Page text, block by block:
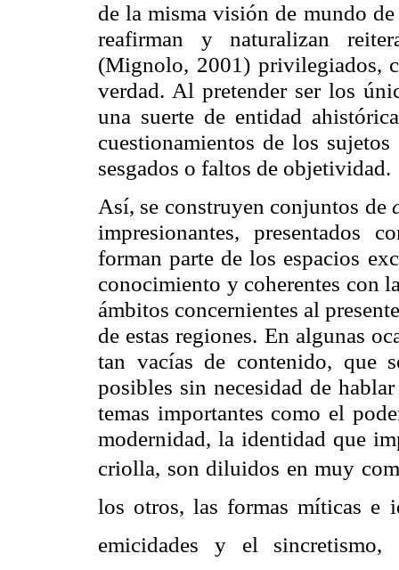
de la misma visión de mundo
reafirman y naturalizan
(Mignolo, 2001) privilegiados,
verdad. Al pretender ser los
una suerte de entidad
cuestionamientos de los
sesgados o faltos de objetividad.
Así, se construyen conjuntos de
impresionantes, presentados
forman parte de los espacios
conocimiento y coherentes con
ámbitos concernientes al
de estas regiones. En algunas
tan vacías de contenido, que
posibles sin necesidad de
temas importantes como el
modernidad, la identidad que
criolla, son diluidos en muy
los otros, las formas míticas
emicidades y el